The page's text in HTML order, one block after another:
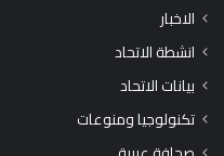
الاخبار
انشطة الاتحاد
بيانات الاتحاد
تكنولوجيا ومنوعات